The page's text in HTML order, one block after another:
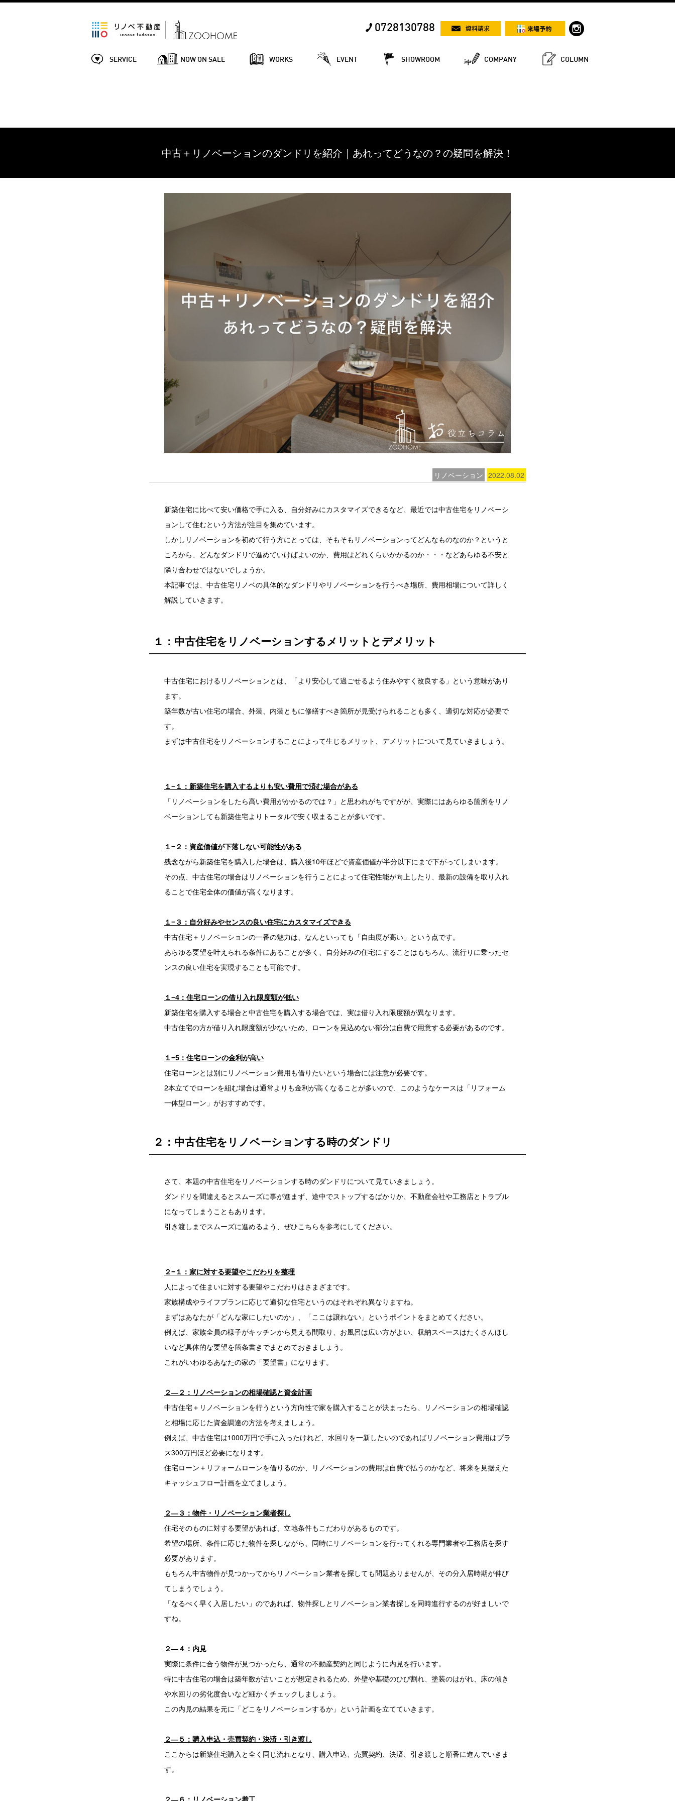
0728130788
SERVICE NOW ON SALE WORKS EVENT SHOWROOM COMPANY COLUMN
中古＋リノベーションのダンドリを紹介｜あれってどうなの？の疑問を解決！
リノベーション 2022.08.02
新築住宅に比べて安い価格で手に入る、自分好みにカスタマイズできるなど、最近では中古住宅をリノベーシ
ョンして住むという方法が注目を集めています。
しかしリノベーションを初めて行う方にとっては、そもそもリノベーションってどんなものなのか？というと
ころから、どんなダンドリで進めていけばよいのか、費用はどれくらいかかるのか・・・などあらゆる不安と
隣り合わせではないでしょうか。
本記事では、中古住宅リノベの具体的なダンドリやリノベーションを行うべき場所、費用相場について詳しく
解説していきます。
１：中古住宅をリノベーションするメリットとデメリット
中古住宅におけるリノベーションとは、「より安心して過ごせるよう住みやすく改良する」という意味があり
ます。
築年数が古い住宅の場合、外装、内装ともに修繕すべき箇所が見受けられることも多く、適切な対応が必要で
す。
まずは中古住宅をリノベーションすることによって生じるメリット、デメリットについて見ていきましょう。
１−１：新築住宅を購入するよりも安い費用で済む場合がある
「リノベーションをしたら高い費用がかかるのでは？」と思われがちですがが、実際にはあらゆる箇所をリノ
ベーションしても新築住宅よりトータルで安く収まることが多いです。
１−２：資産価値が下落しない可能性がある
残念ながら新築住宅を購入した場合は、購入後10年ほどで資産価値が半分以下にまで下がってしまいます。
その点、中古住宅の場合はリノベーションを行うことによって住宅性能が向上したり、最新の設備を取り入れ
ることで住宅全体の価値が高くなります。
１−３：自分好みやセンスの良い住宅にカスタマイズできる
中古住宅＋リノベーションの一番の魅力は、なんといっても「自由度が高い」という点です。
あらゆる要望を叶えられる条件にあることが多く、自分好みの住宅にすることはもちろん、流行りに乗ったセ
ンスの良い住宅を実現することも可能です。
１−4：住宅ローンの借り入れ限度額が低い
新築住宅を購入する場合と中古住宅を購入する場合では、実は借り入れ限度額が異なります。
中古住宅の方が借り入れ限度額が少ないため、ローンを見込めない部分は自費で用意する必要があるのです。
１−5：住宅ローンの金利が高い
住宅ローンとは別にリノベーション費用も借りたいという場合には注意が必要です。
2本立てでローンを組む場合は通常よりも金利が高くなることが多いので、このようなケースは「リフォーム
一体型ローン」がおすすめです。
２：中古住宅をリノベーションする時のダンドリ
さて、本題の中古住宅をリノベーションする時のダンドリについて見ていきましょう。
ダンドリを間違えるとスムーズに事が進まず、途中でストップするばかりか、不動産会社や工務店とトラブル
になってしまうこともあります。
引き渡しまでスムーズに進めるよう、ぜひこちらを参考にしてください。
２−１：家に対する要望やこだわりを整理
人によって住まいに対する要望やこだわりはさまざまです。
家族構成やライフプランに応じて適切な住宅というのはそれぞれ異なりますね。
まずはあなたが「どんな家にしたいのか」、「ここは譲れない」というポイントをまとめてください。
例えば、家族全員の様子がキッチンから見える間取り、お風呂は広い方がよい、収納スペースはたくさんほし
いなど具体的な要望を箇条書きでまとめておきましょう。
これがいわゆるあなたの家の「要望書」になります。
２―２：リノベーションの相場確認と資金計画
中古住宅＋リノベーションを行うという方向性で家を購入することが決まったら、リノベーションの相場確認
と相場に応じた資金調達の方法を考えましょう。
例えば、中古住宅は1000万円で手に入ったけれど、水回りを一新したいのであればリノベーション費用はプラ
ス300万円ほど必要になります。
住宅ローン＋リフォームローンを借りるのか、リノベーションの費用は自費で払うのかなど、将来を見据えた
キャッシュフロー計画を立てましょう。
２―３：物件・リノベーション業者探し
住宅そのものに対する要望があれば、立地条件もこだわりがあるものです。
希望の場所、条件に応じた物件を探しながら、同時にリノベーションを行ってくれる専門業者や工務店を探す
必要があります。
もちろん中古物件が見つかってからリノベーション業者を探しても問題ありませんが、その分入居時期が伸び
てしまうでしょう。
「なるべく早く入居したい」のであれば、物件探しとリノベーション業者探しを同時進行するのが好ましいで
すね。
２―４：内見
実際に条件に合う物件が見つかったら、通常の不動産契約と同じように内見を行います。
特に中古住宅の場合は築年数が古いことが想定されるため、外壁や基礎のひび割れ、塗装のはがれ、床の傾き
や水回りの劣化度合いなど細かくチェックしましょう。
この内見の結果を元に「どこをリノベーションするか」という計画を立てていきます。
２―５：購入申込・売買契約・決済・引き渡し
ここからは新築住宅購入と全く同じ流れとなり、購入申込、売買契約、決済、引き渡しと順番に進んでいきま
す。
２―６：リノベーション着工